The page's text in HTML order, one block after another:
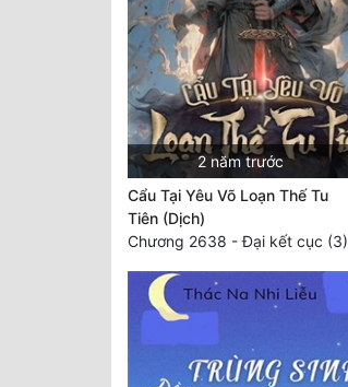
2 năm trước
Cẩu Tại Yêu Võ Loạn Thế Tu
Tiên (Dịch)
Chương 2638 - Đại kết cục (3)